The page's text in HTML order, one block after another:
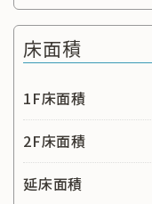
床面積
1F床面積
2F床面積
延床面積